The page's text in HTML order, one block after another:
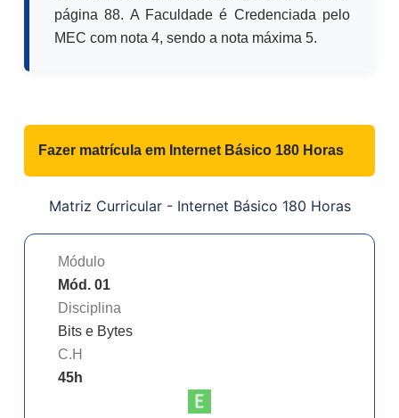
página 88. A Faculdade é Credenciada pelo
MEC com nota 4, sendo a nota máxima 5.
Fazer matrícula em Internet Básico 180 Horas
Matriz Curricular - Internet Básico 180 Horas
Módulo
Mód. 01
Disciplina
Bits e Bytes
C.H
45h